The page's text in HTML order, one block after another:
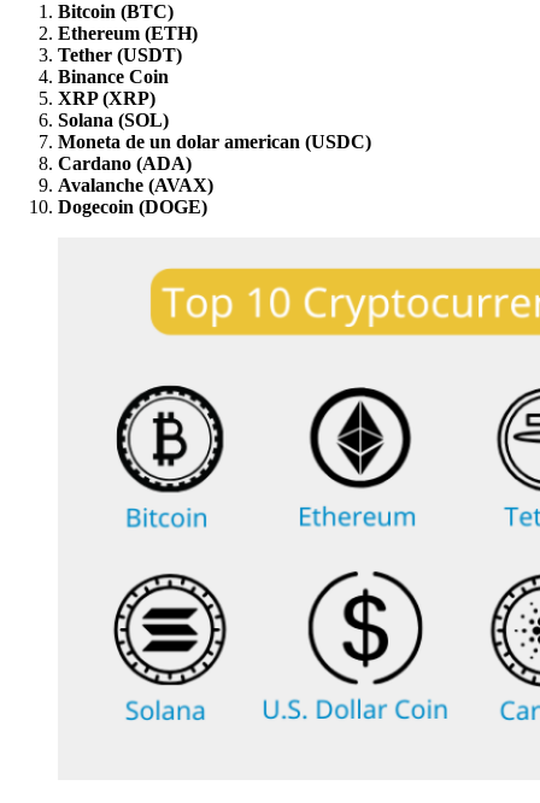
Bitcoin (BTC)
Ethereum (ETH)
Tether (USDT)
Binance Coin
XRP (XRP)
Solana (SOL)
Moneta de un dolar american (USDC)
Cardano (ADA)
Avalanche (AVAX)
Dogecoin (DOGE)